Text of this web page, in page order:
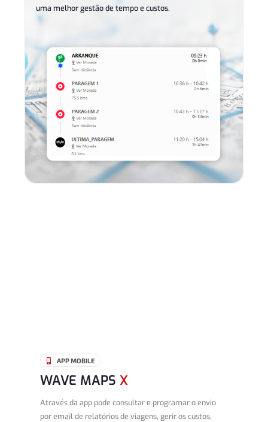
uma melhor gestão de tempo e custos.
APP MOBILE
WAVE MAPSX
Através da app pode consultar e programar o envio
por email de relatórios de viagens, gerir os custos,